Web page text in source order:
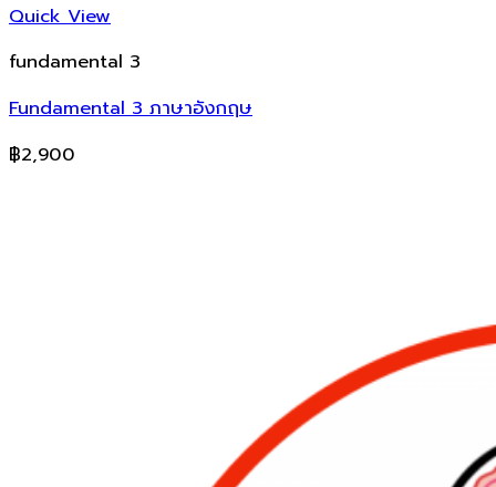
Quick View
fundamental 3
Fundamental 3 ภาษาอังกฤษ
฿2,900